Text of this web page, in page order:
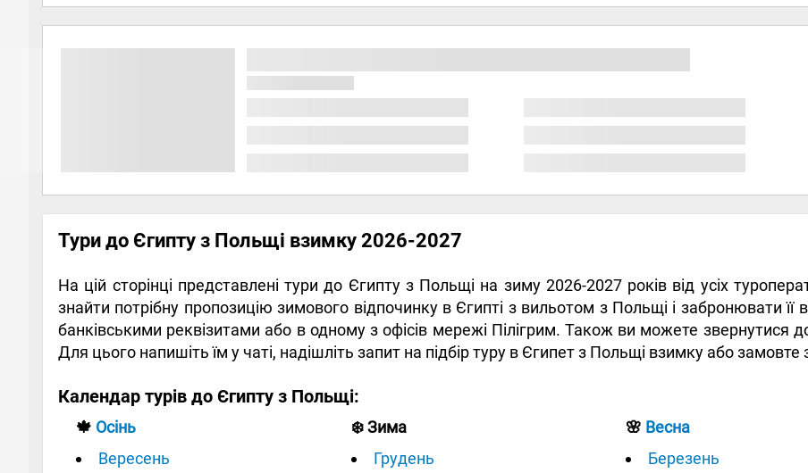
Тури до Єгипту з Польщі взимку 2026-2027
На цій сторінці представлені тури до Єгипту з Польщі на зиму 2026-2027 років від усіх
знайти потрібну пропозицію зимового відпочинку в Єгипті з вильотом з Польщі і забронювати її
банківськими реквізитами або в одному з офісів мережі Пілігрим. Також ви можете звернутися
Для цього напишіть їм у чаті, надішліть запит на підбір туру в Єгипет з Польщі взимку або замовте
Календар турів до Єгипту з Польщі:
🍁 Осінь
Вересень
❄️ Зима
Грудень
🌸 Весна
Березень